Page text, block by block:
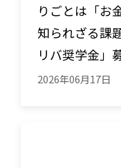
りごとは「お
知られざる課
リバ奨学金」
2026年06月17日